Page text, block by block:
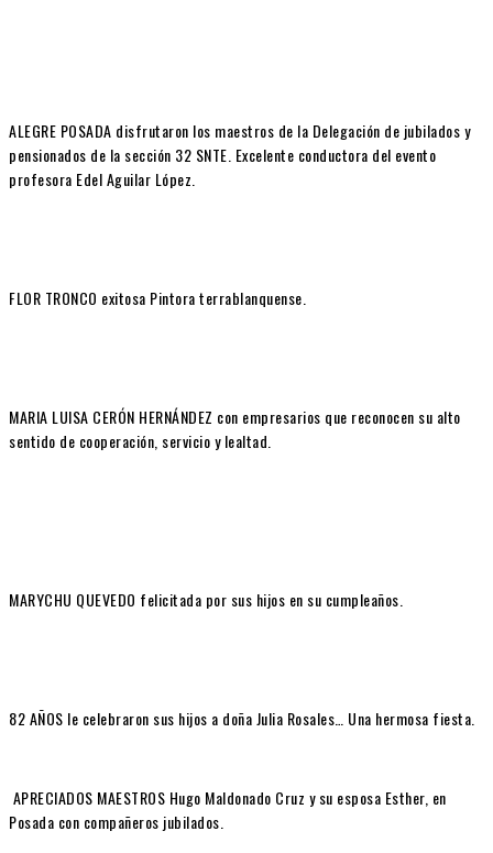
ALEGRE POSADA disfrutaron los maestros de la Delegación de jubilados y
pensionados de la sección 32 SNTE. Excelente conductora del evento
profesora Edel Aguilar López.
FLOR TRONCO exitosa Pintora terrablanquense.
MARIA LUISA CERÓN HERNÁNDEZ con empresarios que reconocen su alto
sentido de cooperación, servicio y lealtad.
MARYCHU QUEVEDO felicitada por sus hijos en su cumpleaños.
82 AÑOS le celebraron sus hijos a doña Julia Rosales… Una hermosa fiesta.
APRECIADOS MAESTROS Hugo Maldonado Cruz y su esposa Esther, en
Posada con compañeros jubilados.